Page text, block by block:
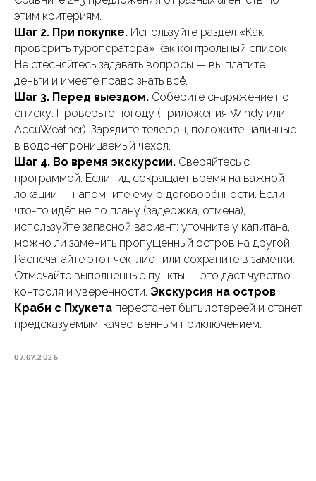
этим критериям.
Шаг 2. При покупке. Используйте раздел «Как
проверить туроператора» как контрольный список.
Не стесняйтесь задавать вопросы — вы платите
деньги и имеете право знать всё.
Шаг 3. Перед выездом. Соберите снаряжение по
списку. Проверьте погоду (приложения Windy или
AccuWeather). Зарядите телефон, положите наличные
в водонепроницаемый чехол.
Шаг 4. Во время экскурсии. Сверяйтесь с
программой. Если гид сокращает время на важной
локации — напомните ему о договорённости. Если
что-то идёт не по плану (задержка, отмена),
используйте запасной вариант: уточните у капитана,
можно ли заменить пропущенный остров на другой.
Распечатайте этот чек-лист или сохраните в заметки.
Отмечайте выполненные пункты — это даст чувство
контроля и уверенности. Экскурсия на остров
Краби с Пхукета перестанет быть лотереей и станет
предсказуемым, качественным приключением.
07.07.2026